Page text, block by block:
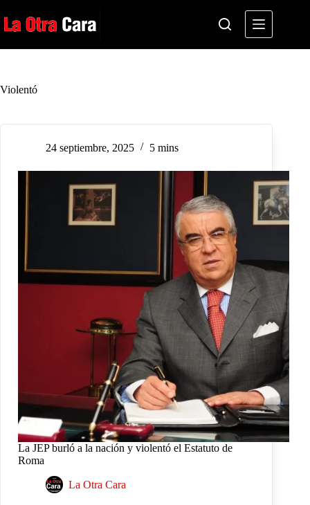
al
contenido
Violentó
24 septiembre, 2025 5 mins
La JEP burló a la nación y violentó el Estatuto de
Roma
La Otra Cara